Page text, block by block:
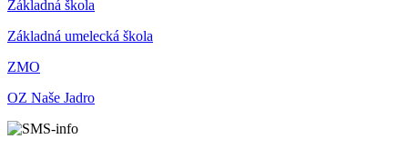
Základná škola
Základná umelecká škola
ZMO
OZ Naše Jadro